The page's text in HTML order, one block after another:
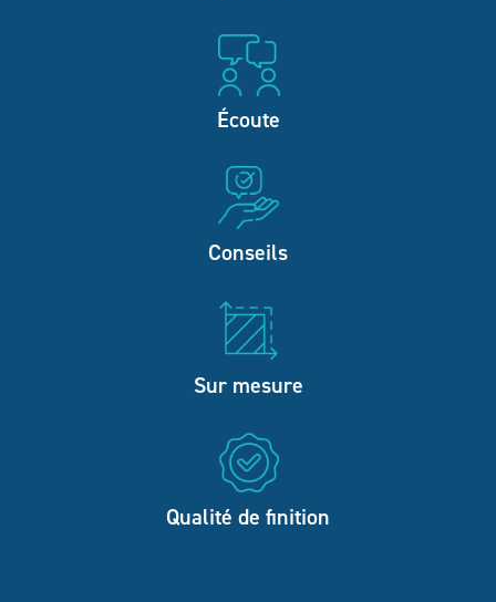
Écoute
Conseils
Sur mesure
Qualité de finition